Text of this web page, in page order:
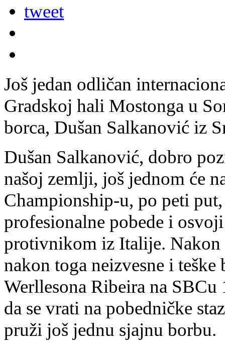
tweet
Još jedan odličan
Gradskoj hali Mostonga u
borca, Dušan Salkanović iz
Dušan Salkanović, dobro
našoj zemlji, još jednom će
Championship-u, po peti
profesionalne pobede i
protivnikom iz Italije. Nakon
nakon toga neizvesne i
Werllesona Ribeira na
da se vrati na pobedničke
pruži još jednu sjajnu borbu.